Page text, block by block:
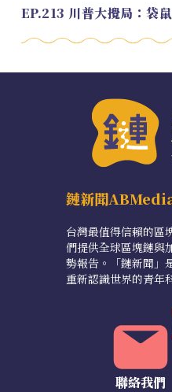
鏈新聞
台灣最值得信賴的區
們提供全球區塊鏈與
勢報告。「鏈新聞」
重新認識世界的青年
聯絡我們